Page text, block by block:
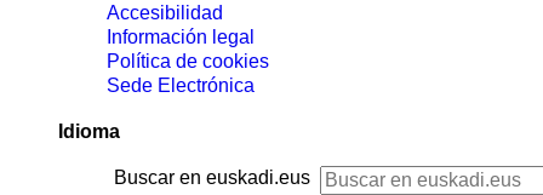
Accesibilidad
Información legal
Política de cookies
Sede Electrónica
Idioma
Buscar en euskadi.eus